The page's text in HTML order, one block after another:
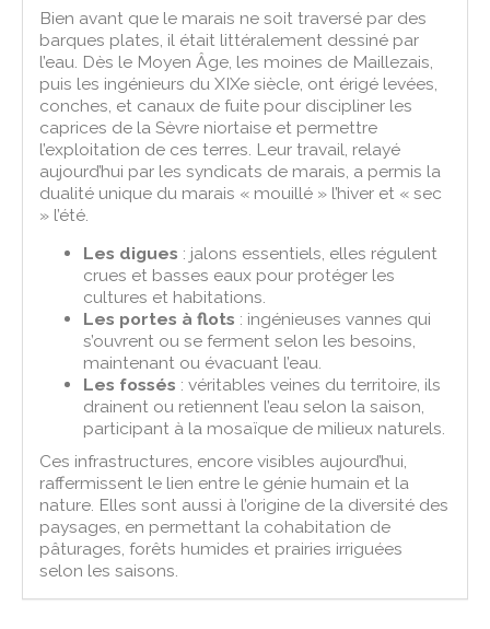
Bien avant que le marais ne soit traversé par des
barques plates, il était littéralement dessiné par
l’eau. Dès le Moyen Âge, les moines de Maillezais,
puis les ingénieurs du XIXe siècle, ont érigé levées,
conches, et canaux de fuite pour discipliner les
caprices de la Sèvre niortaise et permettre
l’exploitation de ces terres. Leur travail, relayé
aujourd’hui par les syndicats de marais, a permis la
dualité unique du marais « mouillé » l’hiver et « sec
» l’été.
Les digues : jalons essentiels, elles régulent
crues et basses eaux pour protéger les
cultures et habitations.
Les portes à flots : ingénieuses vannes qui
s’ouvrent ou se ferment selon les besoins,
maintenant ou évacuant l’eau.
Les fossés : véritables veines du territoire, ils
drainent ou retiennent l’eau selon la saison,
participant à la mosaïque de milieux naturels.
Ces infrastructures, encore visibles aujourd’hui,
raffermissent le lien entre le génie humain et la
nature. Elles sont aussi à l’origine de la diversité des
paysages, en permettant la cohabitation de
pâturages, forêts humides et prairies irriguées
selon les saisons.